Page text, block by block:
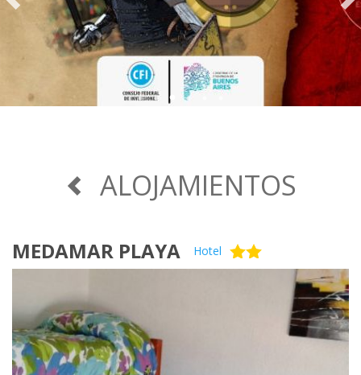
ALOJAMIENTOS
MEDAMAR PLAYA Hotel